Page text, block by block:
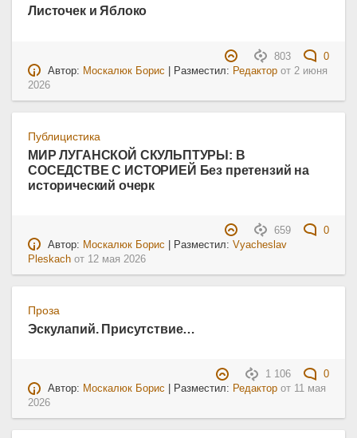
Листочек и Яблоко
803
0
Автор: Москалюк Борис | Разместил: Редактор от 2 июня
2026
Публицистика
МИР ЛУГАНСКОЙ СКУЛЬПТУРЫ: В
СОСЕДСТВЕ С ИСТОРИЕЙ Без претензий на
исторический очерк
659
0
Автор: Москалюк Борис | Разместил:Vyacheslav
Pleskach от 12 мая 2026
Проза
Эскулапий. Присутствие…
1 106
0
Автор: Москалюк Борис | Разместил: Редактор от 11 мая
2026